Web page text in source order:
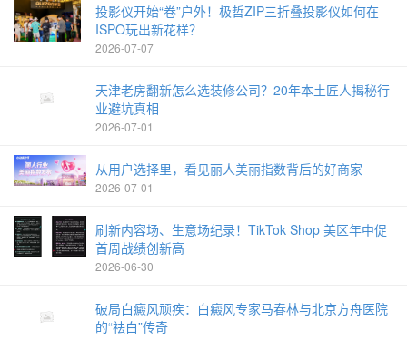
投影仪开始“卷”户外！极哲ZIP三折叠投影仪如何在
ISPO玩出新花样？
2026-07-07
天津老房翻新怎么选装修公司？20年本土匠人揭秘行
业避坑真相
2026-07-01
从用户选择里，看见丽人美丽指数背后的好商家
2026-07-01
刷新内容场、生意场纪录！TikTok Shop 美区年中促
首周战绩创新高
2026-06-30
破局白癜风顽疾：白癜风专家马春林与北京方舟医院
的“祛白”传奇